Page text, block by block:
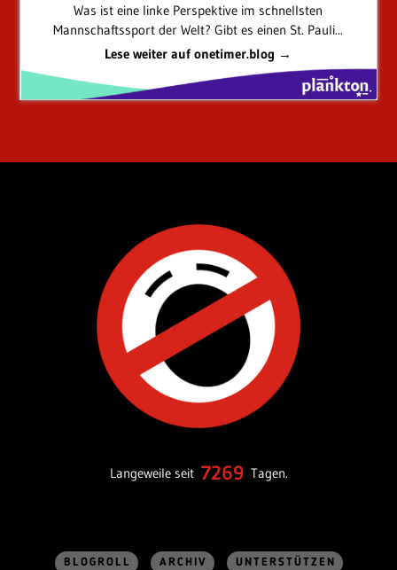
Was ist eine linke Perspektive im schnellsten
Mannschaftssport der Welt? Gibt es einen St. Pauli...
Lese weiter auf onetimer.blog →
Langeweile seit 7269 Tagen.
BLOGROLL ARCHIV UNTERSTÜTZEN